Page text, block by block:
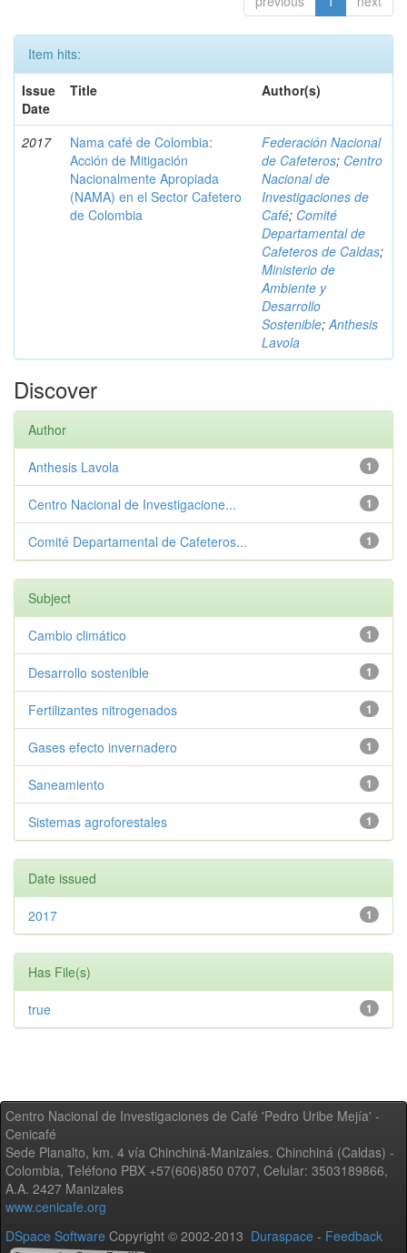
Item hits:
Issue
Date
Title Author(s)
2017
Nama café de Colombia:
Acción de Mitigación
Nacionalmente Apropiada
(NAMA) en el Sector Cafetero
de Colombia
Federación Nacional
de Cafeteros; Centro
Nacional de
Investigaciones de
Café; Comité
Departamental de
Cafeteros de Caldas;
Ministerio de
Ambiente y
Desarrollo
Sostenible;Anthesis
Lavola
Discover
Author
1
Anthesis Lavola
1
Centro Nacional de Investigacione...
1
Comité Departamental de Cafeteros...
Subject
1
Cambio climático
1
Desarrollo sostenible
1
Fertilizantes nitrogenados
1
Gases efecto invernadero
1
Saneamiento
1
Sistemas agroforestales
Date issued
1
2017
Has File(s)
1
true
Centro Nacional de Investigaciones de Café 'Pedro Uribe Mejía' -
Cenicafé
Sede Planalto, km. 4 vía Chinchiná-Manizales. Chinchiná (Caldas) -
Colombia, Teléfono PBX +57(606)850 0707, Celular: 3503189866,
A.A. 2427 Manizales
www.cenicafe.org
DSpace Software Copyright © 2002-2013 Duraspace - Feedback